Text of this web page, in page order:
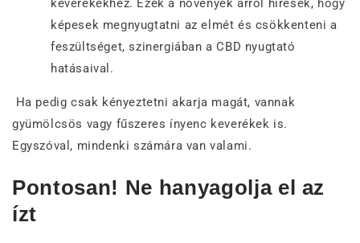
keverékekhez. Ezek a növények arról híresek, hogy
képesek megnyugtatni az elmét és csökkenteni a
feszültséget, szinergiában a CBD nyugtató
hatásaival.
Ha pedig csak kényeztetni akarja magát, vannak
gyümölcsös vagy fűszeres ínyenc keverékek is.
Egyszóval, mindenki számára van valami.
Pontosan! Ne hanyagolja el az
ízt